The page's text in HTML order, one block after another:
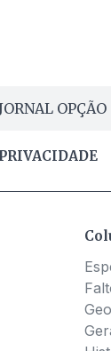
OPÇÃO
PRIVACIDADE